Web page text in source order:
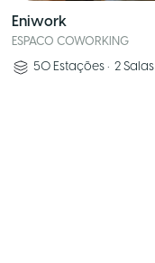
Eniwork
ESPACO COWORKING
50 Estações• 2 Salas